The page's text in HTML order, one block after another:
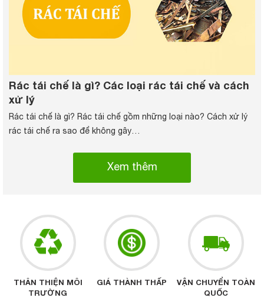
Rác tái chế là gì? Các loại rác tái chế và cách
xử lý
Rác tái chế là gì? Rác tái chế gồm những loại nào? Cách xử lý
rác tái chế ra sao để không gây…
Xem thêm
THÂN THIỆN MÔI
TRƯỜNG
GIÁ THÀNH THẤP
VẬN CHUYỂN TOÀN
QUỐC